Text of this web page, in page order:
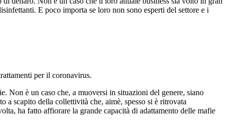
E poco importa se loro non sono esperti del settore e i
per il coronavirus.
Non è un caso che, a muoversi in situazioni del genere, siano
scapito della collettività che, aimè, spesso si è ritrovata
ha fatto affiorare la grande capacità di adattamento delle mafie